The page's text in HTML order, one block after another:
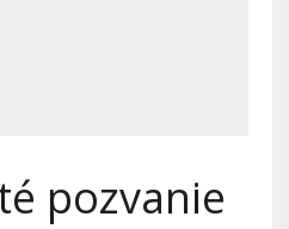
pozvanie